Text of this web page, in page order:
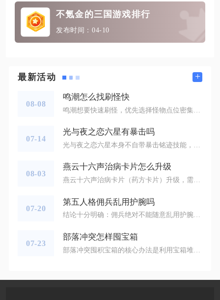
不氪金的三国游戏排行
发布时间：04-10
最新活动 +
08-08
鸣潮怎么找刷怪快
鸣潮想要快速刷怪，优先选择怪物点位密集、靠近传送锚点的闭环跑图路线，结合错位信标标记点位、范围输出角色清场，区分普通野怪、红名精英怪与讨伐强敌的刷新规则，就能大幅压缩跑图赶路时间，提升整体刷怪效率。优先以锚点作为路线起止点，避开需要长途爬山、复杂迂回的地形，尽量挑选地势平坦开阔的区域，减少飞行、攀爬带来的时间损耗，同时根据自身需求区分刷取目标，刷声骸优先找红名精英，刷角色突破材料锁定对应属性怪物聚集区，刷贝币与普通素材选择野怪集群区域，不要在零散孤立的怪物点位反复来回传送，避
07-14
光与夜之恋六星有暴击吗
光与夜之恋六星本身不自带暴击铭迹技能，无法原生触发暴击效果，暴击属于五星灵犀专属铭迹技能，六星卡牌只能依靠搭配五星暴击卡组队实现暴击输出，自身不存在独立暴击触发机制。星级划分铭迹技能有明确界限，六星灵犀解锁的专属铭迹为头脑风暴与群攻，这两类技能偏向群体持续伤害，覆盖多目标泡泡，而暴击、狙击铭迹仅开放给五星灵犀，四星灵犀则仅有群攻、灵光一现、伤害加成三类铭迹，不同星级卡牌的技能池完全隔离，不存在六星卡通过升级、叠花解锁暴击铭迹的途径，即便六星完成多轮叠花、拉满等级与二段光影，铭
08-03
燕云十六声治病卡片怎么升级
燕云十六声治病卡片（药方卡片）升级，需要收集同名药方残页，在营生悬壶界面消耗残页完成升阶，同时要提升悬壶造诣解锁卡片等级上限，二者缺一不可。治病卡片也就是悬壶玩法里的各类药方卡牌，升级后会直接提升理疗伤害、护盾厚度、丹心回复等核心属性，解锁更高阶效果，用来应对大世界重症NPC以及多人会诊中的高难度病症，低等级卡片面对高抗性疾病会出现伤害刮痧、治疗流程拉长等问题，只有完成升级才能发挥完整实力。同名药方残页是卡片升级的核心素材，主要获取渠道为营生养成商店的药方礼盒，该商店会周期性
07-20
第五人格佣兵乱用护腕吗
结论十分明确：佣兵绝对不能随意乱用护腕，护腕作为佣兵唯一的核心手持道具，每一次消耗都会直接影响整局的救人节奏、牵制容错以及开门战的运营空间，胡乱释放护腕是低分段佣兵胜率低迷的核心原因之一，高阶对局里佣兵的护腕消耗节奏甚至会被监管者重点预判，一旦出现滥用行为，很容易直接葬送团队的优势局面。佣兵固定开局仅有3次护腕使用次数，搭配5秒的固定冷却机制，道具总量稀缺且没有快速补充渠道，很多玩家会陷入误区，只要身边存在墙体就自动开启护腕持续乱跑，赶路、无压力修机时触发弹射，或是监管者距离
07-23
部落冲突怎样囤宝箱